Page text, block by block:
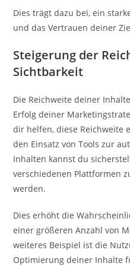
Dies trägt dazu bei, ein
und das Vertrauen deiner
Steigerung der
Sichtbarkeit
Die Reichweite deiner
Erfolg deiner
dir helfen, diese Reichweite
den Einsatz von Tools zur
Inhalten kannst du
verschiedenen Plattformen
werden.
Dies erhöht die
einer größeren Anzahl von
weiteres Beispiel ist die
Optimierung deiner Inhalte